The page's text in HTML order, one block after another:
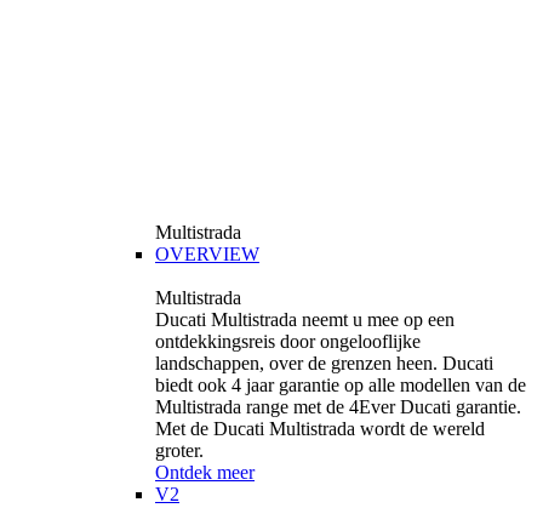
Multistrada
OVERVIEW
Multistrada
Ducati Multistrada neemt u mee op een
ontdekkingsreis door ongelooflijke
landschappen, over de grenzen heen. Ducati
biedt ook 4 jaar garantie op alle modellen van de
Multistrada range met de 4Ever Ducati garantie.
Met de Ducati Multistrada wordt de wereld
groter.
Ontdek meer
V2